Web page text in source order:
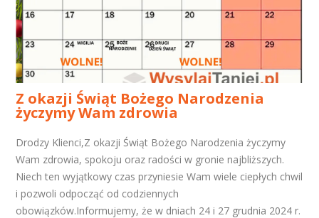
Z okazji Świąt Bożego Narodzenia
życzymy Wam zdrowia
Drodzy Klienci,Z okazji Świąt Bożego Narodzenia życzymy
Wam zdrowia, spokoju oraz radości w gronie najbliższych.
Niech ten wyjątkowy czas przyniesie Wam wiele ciepłych chwil
i pozwoli odpocząć od codziennych
obowiązków.Informujemy, że w dniach 24 i 27 grudnia 2024 r.